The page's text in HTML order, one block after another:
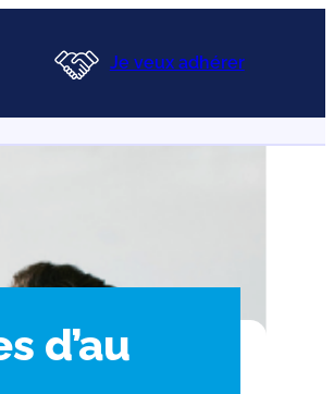
Je veux adhérer
d’au